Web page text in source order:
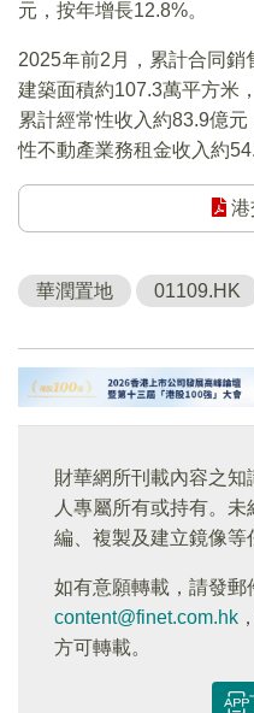
元，按年增長12.8%。
2025年前2月，累計合同銷
建築面積約107.3萬平方米
累計經常性收入約83.9億
性不動產業務租金收入約
港
華潤置地 01109.HK
財華網所刊載內容之知
人專屬所有或持有。
編、複製及建立鏡像等
如有意願轉載，請發郵
content@finet.com.hk
方可轉載。